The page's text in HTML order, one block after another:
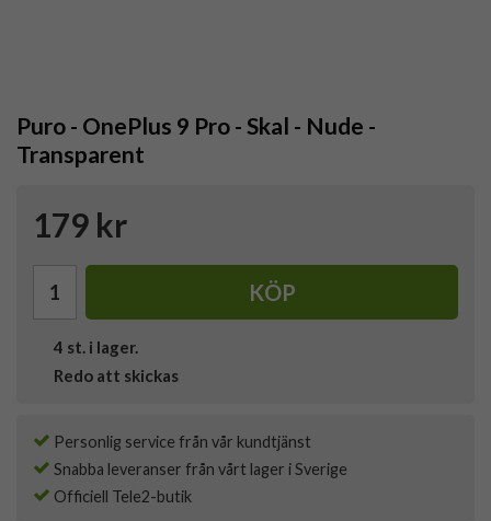
Puro - OnePlus 9 Pro - Skal - Nude -
Transparent
179 kr
KÖP
4 st. i lager.
Redo att skickas
Personlig service från vår kundtjänst
Snabba leveranser från vårt lager i Sverige
Officiell Tele2-butik